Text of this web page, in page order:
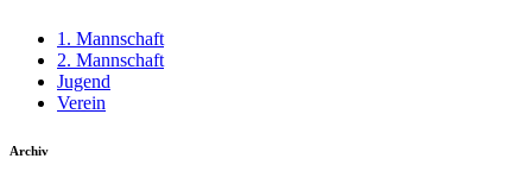
1. Mannschaft
2. Mannschaft
Jugend
Verein
Archiv